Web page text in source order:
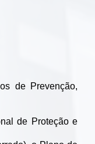
de Prevenção,
de Proteção e